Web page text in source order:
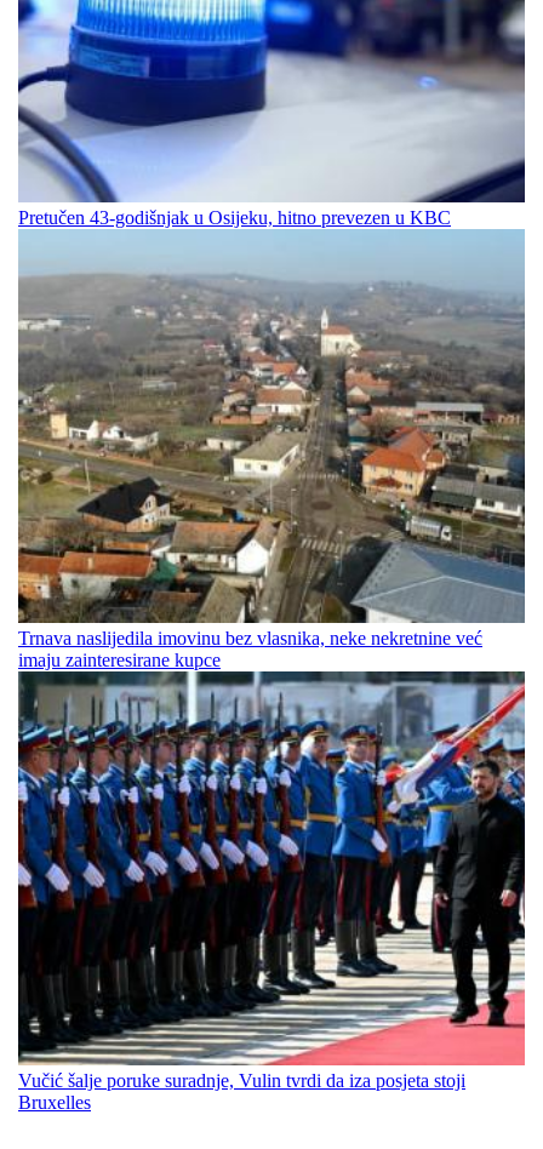
Pretučen 43-godišnjak u Osijeku, hitno prevezen u KBC
Trnava naslijedila imovinu bez vlasnika, neke nekretnine već
imaju zainteresirane kupce
Vučić šalje poruke suradnje, Vulin tvrdi da iza posjeta stoji
Bruxelles